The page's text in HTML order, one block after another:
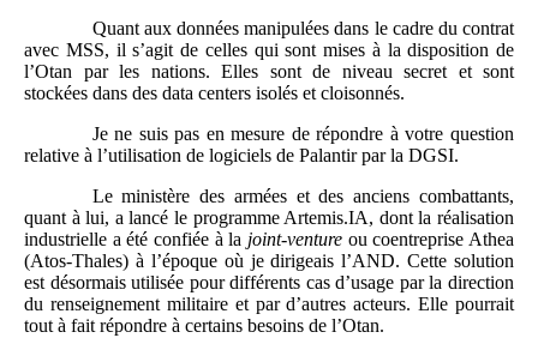
Quant aux données manipulées dans le cadre du contrat
avec MSS, il s’agit de celles qui sont mises à la disposition de
l’Otan par les nations. Elles sont de niveau secret et sont
stockées dans des data centers isolés et cloisonnés.
Je ne suis pas en mesure de répondre à votre question
relative à l’utilisation de logiciels de Palantir par la DGSI.
Le ministère des armées et des anciens combattants,
quant à lui, a lancé le programme Artemis.IA, dont la réalisation
industrielle a été confiée à la joint-venture ou coentreprise Athea
(Atos-Thales) à l’époque où je dirigeais l’AND. Cette solution
est désormais utilisée pour différents cas d’usage par la direction
du renseignement militaire et par d’autres acteurs. Elle pourrait
tout à fait répondre à certains besoins de l’Otan.